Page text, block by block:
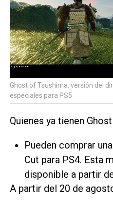
Ghost of Tsushima: versión del
especiales para PS5
Quienes ya tienen
Pueden comprar
Cut para PS4. Esta
disponible a partir
A partir del 20 de